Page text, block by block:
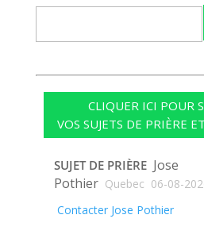
CLIQUER ICI POUR
VOS SUJETS DE PRIÈRE
SUJET DE PRIÈRE Jose
Pothier Quebec 06-08-
Contacter Jose Pothier